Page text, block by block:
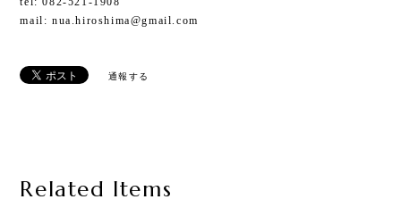
mail: nua.hiroshima@gmail.com
通報する
Related Items